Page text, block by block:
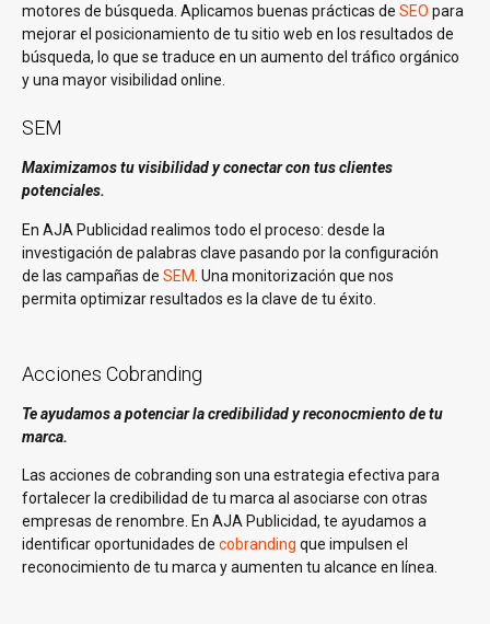
motores de búsqueda. Aplicamos buenas prácticas de SEO para
mejorar el posicionamiento de tu sitio web en los resultados de
búsqueda, lo que se traduce en un aumento del tráfico orgánico
y una mayor visibilidad online.
SEM
Maximizamos tu visibilidad y conectar con tus clientes
potenciales.
En AJA Publicidad realimos todo el proceso: desde la
investigación de palabras clave pasando por la configuración
de las campañas de SEM . Una monitorización que nos
permita optimizar resultados es la clave de tu éxito.
Acciones Cobranding
Te ayudamos a potenciar la credibilidad y reconocmiento de tu
marca.
Las acciones de cobranding son una estrategia efectiva para
fortalecer la credibilidad de tu marca al asociarse con otras
empresas de renombre. En AJA Publicidad, te ayudamos a
identificar oportunidades de cobranding que impulsen el
reconocimiento de tu marca y aumenten tu alcance en línea.